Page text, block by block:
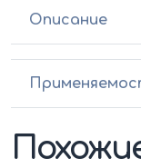
Описание